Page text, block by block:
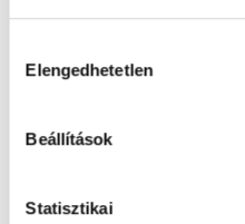
Elengedhetetlen
Beállítások
Statisztikai
SpaceX egyik
látni, a